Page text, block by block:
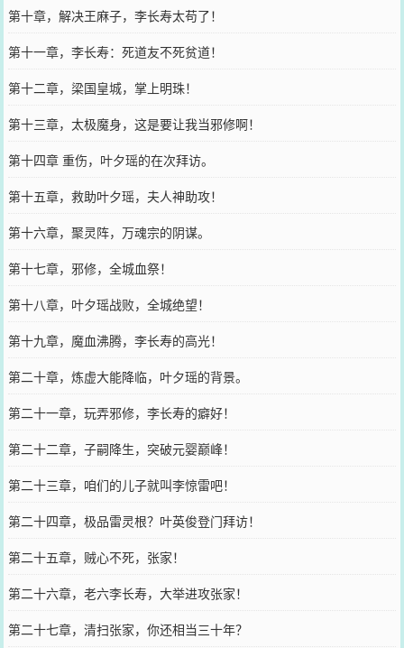
第十章，解决王麻子，李长寿太苟了！
第十一章，李长寿：死道友不死贫道！
第十二章，梁国皇城，掌上明珠！
第十三章，太极魔身，这是要让我当邪修啊！
第十四章 重伤，叶夕瑶的在次拜访。
第十五章，救助叶夕瑶，夫人神助攻！
第十六章，聚灵阵，万魂宗的阴谋。
第十七章，邪修，全城血祭！
第十八章，叶夕瑶战败，全城绝望！
第十九章，魔血沸腾，李长寿的高光！
第二十章，炼虚大能降临，叶夕瑶的背景。
第二十一章，玩弄邪修，李长寿的癖好！
第二十二章，子嗣降生，突破元婴巅峰！
第二十三章，咱们的儿子就叫李惊雷吧！
第二十四章，极品雷灵根？叶英俊登门拜访！
第二十五章，贼心不死，张家！
第二十六章，老六李长寿，大举进攻张家！
第二十七章，清扫张家，你还相当三十年？